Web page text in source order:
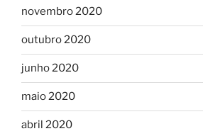
novembro 2020
outubro 2020
junho 2020
maio 2020
abril 2020